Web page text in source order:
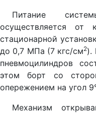
Питание
осуществляется от
стационарной
до 0,7 МПа (7 кгс/см2).
пневмоцилиндров
этом борт со
опережением на угол
Механизм